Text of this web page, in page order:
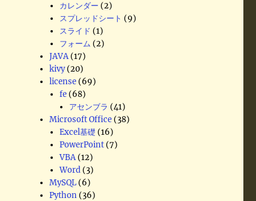
カレンダー (2)
スプレッドシート (9)
スライド (1)
フォーム (2)
JAVA(17)
kivy(20)
license(69)
fe(68)
アセンブラ (41)
Microsoft Office(38)
Excel基礎 (16)
PowerPoint(7)
VBA(12)
Word(3)
MySQL(6)
Python(36)